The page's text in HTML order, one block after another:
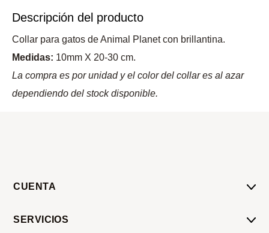
Descripción del producto
Collar para gatos de Animal Planet con brillantina.
Medidas: 10mm X 20-30 cm.
La compra es por unidad y el color del collar es al azar
dependiendo del stock disponible.
CUENTA
SERVICIOS